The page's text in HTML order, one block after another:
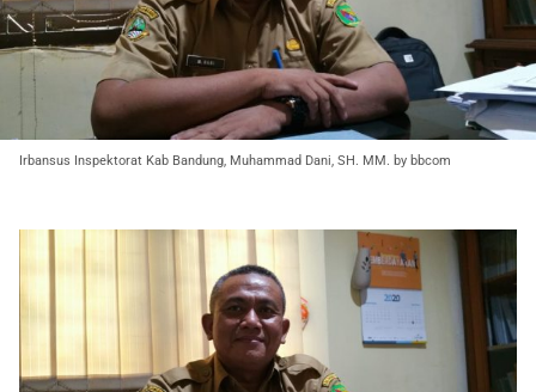
Irbansus Inspektorat Kab Bandung, Muhammad Dani, SH. MM. by bbcom